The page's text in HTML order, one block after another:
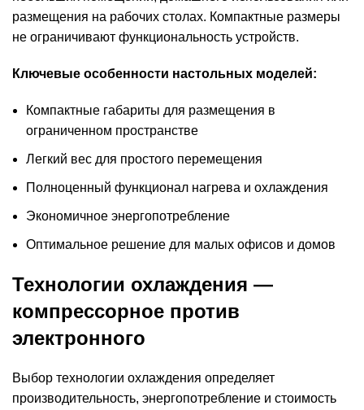
размещения на рабочих столах. Компактные размеры
не ограничивают функциональность устройств.
Ключевые особенности настольных моделей:
Компактные габариты для размещения в
ограниченном пространстве
Легкий вес для простого перемещения
Полноценный функционал нагрева и охлаждения
Экономичное энергопотребление
Оптимальное решение для малых офисов и домов
Технологии охлаждения —
компрессорное против
электронного
Выбор технологии охлаждения определяет
производительность, энергопотребление и стоимость